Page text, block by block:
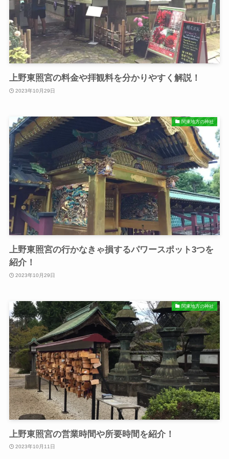
上野東照宮の料金や拝観料を分かりやすく解説！
2023年10月29日
関東地方の神社
上野東照宮の行かなきゃ損するパワースポット3つを
紹介！
2023年10月29日
関東地方の神社
上野東照宮の営業時間や所要時間を紹介！
2023年10月11日